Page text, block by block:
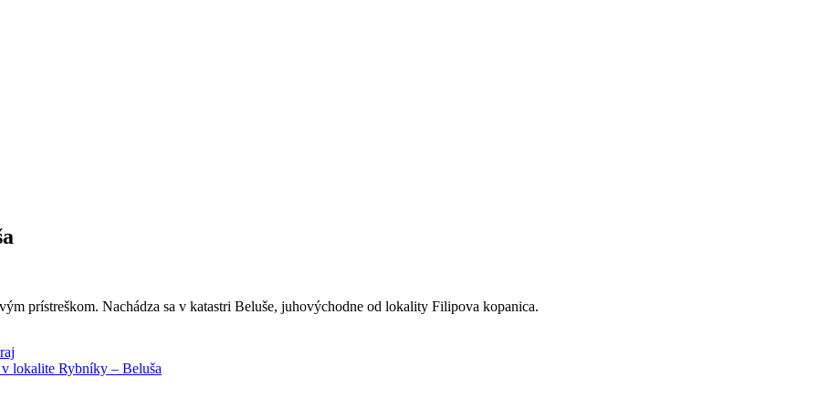
prístreškom. Nachádza sa v katastri Beluše, juhovýchodne od lokality Filipova kopanica.
lokalite Rybníky – Beluša